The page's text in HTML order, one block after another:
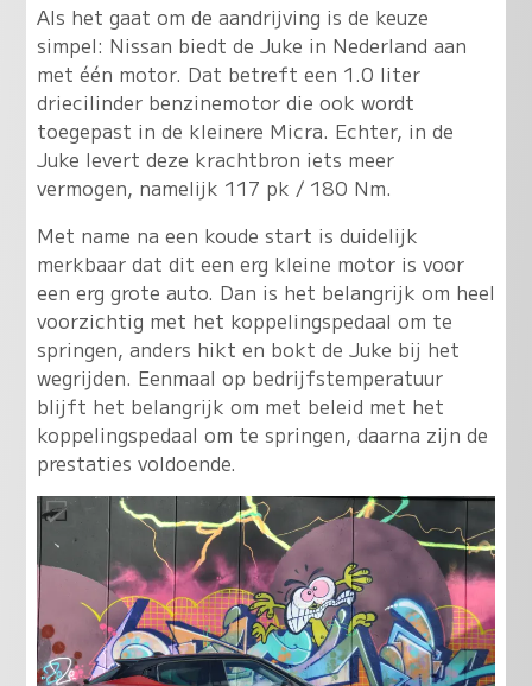
Als het gaat om de aandrijving is de keuze
simpel: Nissan biedt de Juke in Nederland aan
met één motor. Dat betreft een 1.0 liter
driecilinder benzinemotor die ook wordt
toegepast in de kleinere Micra. Echter, in de
Juke levert deze krachtbron iets meer
vermogen, namelijk 117 pk / 180 Nm.
Met name na een koude start is duidelijk
merkbaar dat dit een erg kleine motor is voor
een erg grote auto. Dan is het belangrijk om heel
voorzichtig met het koppelingspedaal om te
springen, anders hikt en bokt de Juke bij het
wegrijden. Eenmaal op bedrijfstemperatuur
blijft het belangrijk om met beleid met het
koppelingspedaal om te springen, daarna zijn de
prestaties voldoende.